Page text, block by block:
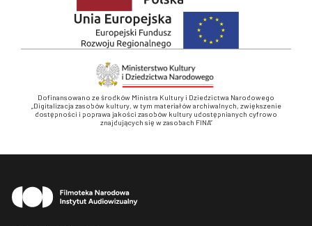
Dofinansowano ze środków Ministra Kultury i Dziedzictwa Narodowego
„Digitalizacja zasobów kultury, w tym materiałów archiwalnych, zwiększenie
dostępności i poprawa jakości zasobów kultury udostępnianych cyfrowo
znajdujących się w zasobach FINA”